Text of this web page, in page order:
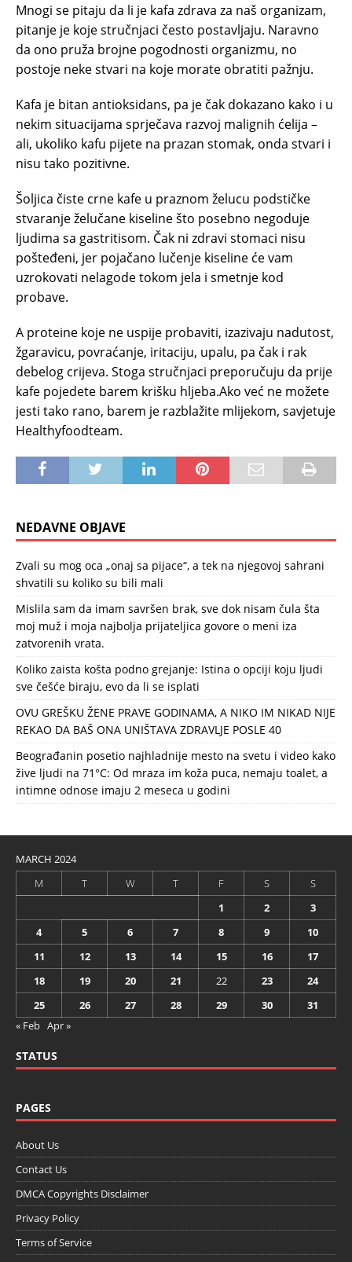
Mnogi se pitaju da li je kafa zdrava za naš organizam,
pitanje je koje stručnjaci često postavljaju. Naravno
da ono pruža brojne pogodnosti organizmu, no
postoje neke stvari na koje morate obratiti pažnju.
Kafa je bitan antioksidans, pa je čak dokazano kako i u
nekim situacijama sprječava razvoj malignih ćelija –
ali, ukoliko kafu pijete na prazan stomak, onda stvari i
nisu tako pozitivne.
Šoljica čiste crne kafe u praznom želucu podstičke
stvaranje želučane kiseline što posebno negoduje
ljudima sa gastritisom. Čak ni zdravi stomaci nisu
pošteđeni, jer pojačano lučenje kiseline će vam
uzrokovati nelagode tokom jela i smetnje kod
probave.
A proteine koje ne uspije probaviti, izazivaju nadutost,
žgaravicu, povraćanje, iritaciju, upalu, pa čak i rak
debelog crijeva. Stoga stručnjaci preporučuju da prije
kafe pojedete barem krišku hljeba.Ako već ne možete
jesti tako rano, barem je razblažite mlijekom, savjetuje
Healthyfoodteam.
NEDAVNE OBJAVE
Zvali su mog oca „onaj sa pijace“, a tek na njegovoj sahrani
shvatili su koliko su bili mali
Mislila sam da imam savršen brak, sve dok nisam čula šta
moj muž i moja najbolja prijateljica govore o meni iza
zatvorenih vrata.
Koliko zaista košta podno grejanje: Istina o opciji koju ljudi
sve češće biraju, evo da li se isplati
OVU GREŠKU ŽENE PRAVE GODINAMA, A NIKO IM NIKAD NIJE
REKAO DA BAŠ ONA UNIŠTAVA ZDRAVLJE POSLE 40
Beograđanin posetio najhladnije mesto na svetu i video kako
žive ljudi na 71°C: Od mraza im koža puca, nemaju toalet, a
intimne odnose imaju 2 meseca u godini
MARCH 2024
M
T W T F S
S
1
2
3
4
5 6 7 8 9
10
11
12 13 14 15 16
17
18
19 20 21 22 23
24
25
26 27 28 29 30
31
« Feb Apr »
STATUS
PAGES
About Us
Contact Us
DMCA Copyrights Disclaimer
Privacy Policy
Terms of Service